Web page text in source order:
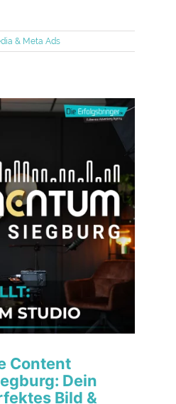
& Meta Ads
Content
Dein
Bild &